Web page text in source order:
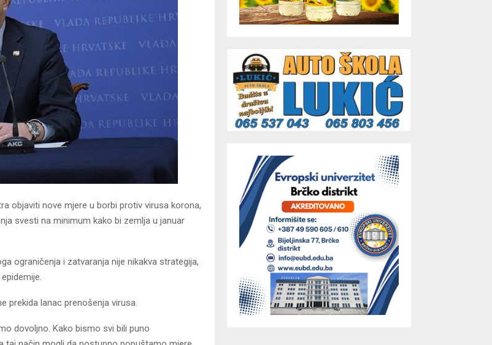
objaviti nove mjere u borbi protiv virusa korona,
svesti na minimum kako bi zemlja u januar
ograničenja i zatvaranja nije nikakva strategija,
prekida lanac prenošenja virusa.
dovoljno. Kako bismo svi bili puno